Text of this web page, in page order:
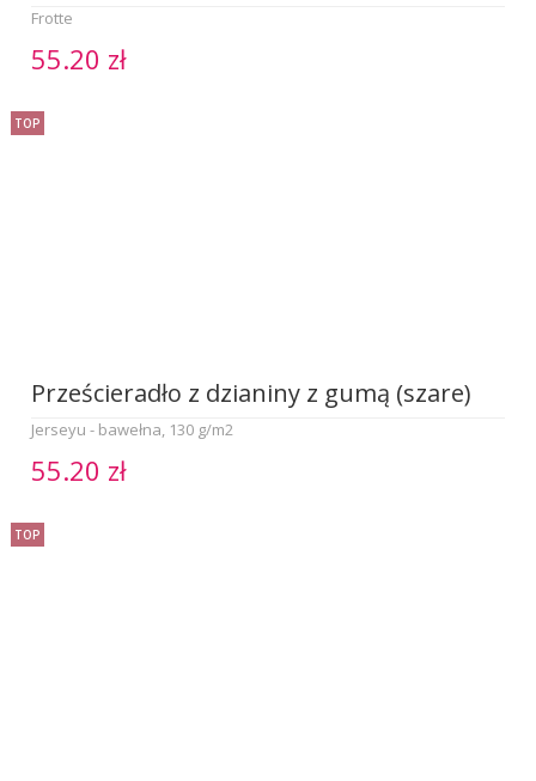
Frotte
55.20 zł
TOP
Prześcieradło z dzianiny z gumą (szare)
Jerseyu - bawełna, 130 g/m2
55.20 zł
TOP